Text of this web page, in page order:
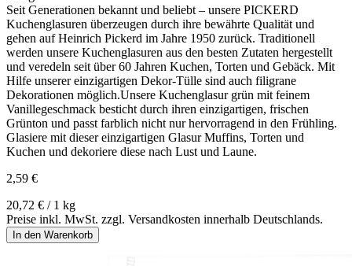
Seit Generationen bekannt und beliebt – unsere PICKERD
Kuchenglasuren überzeugen durch ihre bewährte Qualität und
gehen auf Heinrich Pickerd im Jahre 1950 zurück. Traditionell
werden unsere Kuchenglasuren aus den besten Zutaten hergestellt
und veredeln seit über 60 Jahren Kuchen, Torten und Gebäck. Mit
Hilfe unserer einzigartigen Dekor-Tülle sind auch filigrane
Dekorationen möglich.Unsere Kuchenglasur grün mit feinem
Vanillegeschmack besticht durch ihren einzigartigen, frischen
Grünton und passt farblich nicht nur hervorragend in den Frühling.
Glasiere mit dieser einzigartigen Glasur Muffins, Torten und
Kuchen und dekoriere diese nach Lust und Laune.
2,59 €
20,72 € / 1 kg
Preise inkl. MwSt. zzgl. Versandkosten innerhalb Deutschlands.
In den Warenkorb